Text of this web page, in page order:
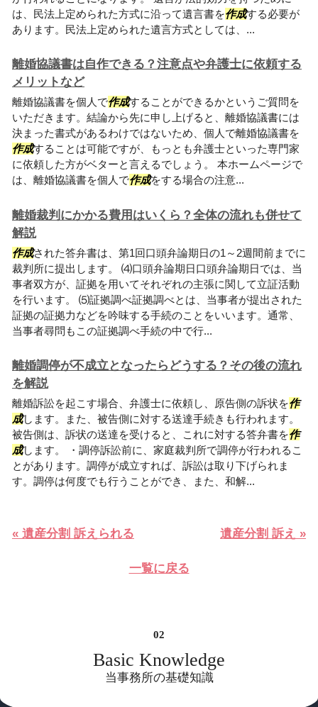
は、民法上定められた方式に沿って遺言書を作成する必要が
あります。民法上定められた遺言方式としては、...
離婚協議書は自作できる？注意点や弁護士に依頼する
メリットなど
離婚協議書を個人で作成することができるかというご質問を
いただきます。結論から先に申し上げると、離婚協議書には
決まった書式があるわけではないため、個人で離婚協議書を
作成することは可能ですが、もっとも弁護士といった専門家
に依頼した方がベターと言えるでしょう。 本ホームページで
は、離婚協議書を個人で作成をする場合の注意...
離婚裁判にかかる費用はいくら？全体の流れも併せて
解説
作成された答弁書は、第1回口頭弁論期日の1～2週間前までに
裁判所に提出します。 ⑷口頭弁論期日口頭弁論期日では、当
事者双方が、証拠を用いてそれぞれの主張に関して立証活動
を行います。 ⑸証拠調べ証拠調べとは、当事者が提出された
証拠の証拠力などを吟味する手続のことをいいます。通常、
当事者尋問もこの証拠調べ手続の中で行...
離婚調停が不成立となったらどうする？その後の流れ
を解説
離婚訴訟を起こす場合、弁護士に依頼し、原告側の訴状を作
成します。また、被告側に対する送達手続きも行われます。
被告側は、訴状の送達を受けると、これに対する答弁書を作
成します。 ・調停訴訟前に、家庭裁判所で調停が行われるこ
とがあります。調停が成立すれば、訴訟は取り下げられま
す。調停は何度でも行うことができ、また、和解...
« 遺産分割 訴えられる 遺産分割 訴え »
一覧に戻る
Basic Knowledge
当事務所の基礎知識